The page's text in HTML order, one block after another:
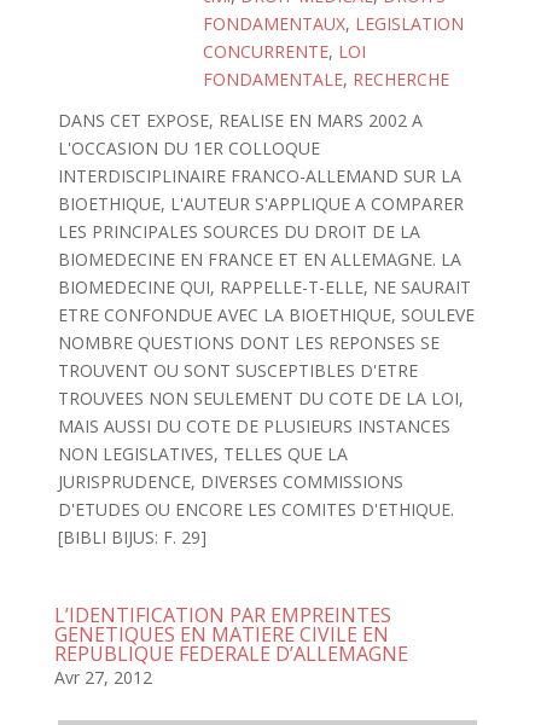
FONDAMENTAUX, LEGISLATION
CONCURRENTE, LOI
FONDAMENTALE, RECHERCHE
DANS CET EXPOSE, REALISE EN MARS 2002 A
L'OCCASION DU 1ER COLLOQUE
INTERDISCIPLINAIRE FRANCO-ALLEMAND SUR LA
BIOETHIQUE, L'AUTEUR S'APPLIQUE A COMPARER
LES PRINCIPALES SOURCES DU DROIT DE LA
BIOMEDECINE EN FRANCE ET EN ALLEMAGNE. LA
BIOMEDECINE QUI, RAPPELLE-T-ELLE, NE SAURAIT
ETRE CONFONDUE AVEC LA BIOETHIQUE, SOULEVE
NOMBRE QUESTIONS DONT LES REPONSES SE
TROUVENT OU SONT SUSCEPTIBLES D'ETRE
TROUVEES NON SEULEMENT DU COTE DE LA LOI,
MAIS AUSSI DU COTE DE PLUSIEURS INSTANCES
NON LEGISLATIVES, TELLES QUE LA
JURISPRUDENCE, DIVERSES COMMISSIONS
D'ETUDES OU ENCORE LES COMITES D'ETHIQUE.
[BIBLI BIJUS: F. 29]
L’IDENTIFICATION PAR EMPREINTES
GENETIQUES EN MATIERE CIVILE EN
REPUBLIQUE FEDERALE D’ALLEMAGNE
Avr 27, 2012